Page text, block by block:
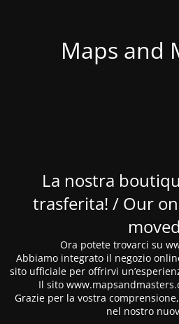
Maps and
La nostra
trasferita! / Our
Ora potete trovarci su
Abbiamo integrato il negozio
sito ufficiale per offrirvi
Il sito
Grazie per la vostra
nel nostro